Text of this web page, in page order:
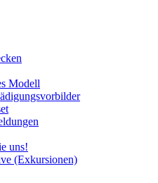
Modell
uns!
(Exkursionen)